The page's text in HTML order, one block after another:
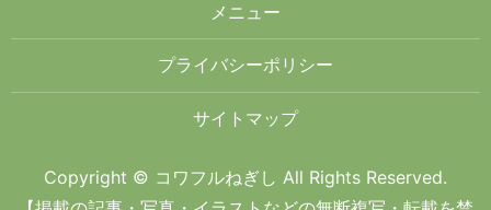
メニュー
プライバシーポリシー
サイトマップ
Copyright © コワフルねぎし All Rights Reserved.